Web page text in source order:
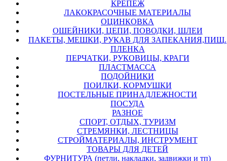
КРЕПЕЖ
ЛАКОКРАСОЧНЫЕ МАТЕРИАЛЫ
ОЦИНКОВКА
ОШЕЙНИКИ, ЦЕПИ, ПОВОДКИ, ШЛЕИ
ПАКЕТЫ, МЕШКИ, РУКАВ ДЛЯ ЗАПЕКАНИЯ,ПИЩ.
ПЛЕНКА
ПЕРЧАТКИ, РУКОВИЦЫ, КРАГИ
ПЛАСТМАССА
ПОДОЙНИКИ
ПОИЛКИ, КОРМУШКИ
ПОСТЕЛЬНЫЕ ПРИНАДЛЕЖНОСТИ
ПОСУДА
РАЗНОЕ
СПОРТ, ОТДЫХ, ТУРИЗМ
СТРЕМЯНКИ, ЛЕСТНИЦЫ
СТРОЙМАТЕРИАЛЫ, ИНСТРУМЕНТ
ТОВАРЫ ДЛЯ ДЕТЕЙ
ФУРНИТУРА (петли, накладки, задвижки и тп)